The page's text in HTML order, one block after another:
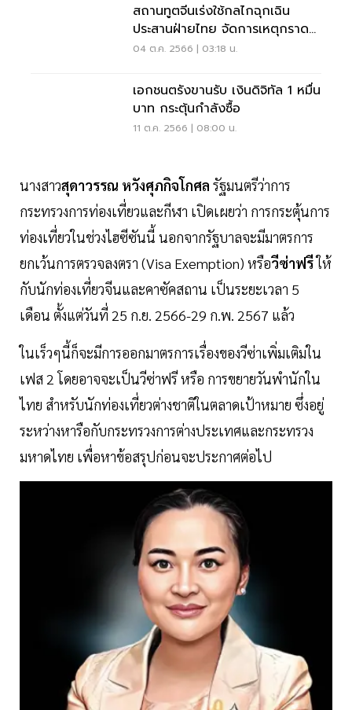
สถานทูตจีนเร่งใช้กลไกฉุกเฉิน
ประสานฝ่ายไทย จัดการเหตุกราด
ยิงพารากอน
04 ต.ค. 2566 | 03:18 น.
เอกชนตรังขานรับ เงินดิจิทัล 1 หมื่น
บาท กระตุ้นกำลังซื้อ
11 ต.ค. 2566 | 08:00 น.
นางสาวสุดาวรรณ หวังศุภกิจโกศล รัฐมนตรีว่าการ
กระทรวงการท่องเที่ยวและกีฬา เปิดเผยว่า การกระตุ้นการ
ท่องเที่ยวในช่วงไฮซีซันนี้ นอกจากรัฐบาลจะมีมาตรการ
ยกเว้นการตรวจลงตรา (Visa Exemption) หรือวีซ่าฟรีให้
กับนักท่องเที่ยวจีนและคาซัคสถาน เป็นระยะเวลา 5
เดือน ตั้งแต่วันที่ 25 ก.ย. 2566-29 ก.พ. 2567 แล้ว
ในเร็วๆนี้ก็จะมีการออกมาตรการเรื่องของวีซ่าเพิ่มเติมใน
เฟส 2 โดยอาจจะเป็นวีซ่าฟรี หรือ การขยายวันพำนักใน
ไทย สำหรับนักท่องเที่ยวต่างชาติในตลาดเป้าหมาย ซึ่งอยู่
ระหว่างหารือกับกระทรวงการต่างประเทศและกระทรวง
มหาดไทย เพื่อหาข้อสรุปก่อนจะประกาศต่อไป